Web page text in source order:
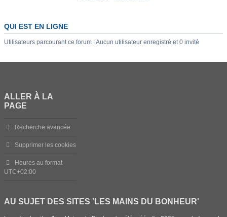
QUI EST EN LIGNE
Utilisateurs parcourant ce forum : Aucun utilisateur enregistré et 0 invité
ALLER À LA
PAGE
Recherche avancée
Supprimer les cookies
Heures au format
UTC+02:00
AU SUJET DES SITES 'LES MAINS DU BONHEUR'